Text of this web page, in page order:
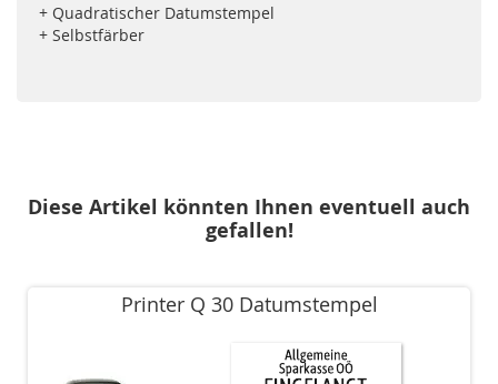
+ Quadratischer Datumstempel
+ Selbstfärber
Diese Artikel könnten Ihnen eventuell auch
gefallen!
Printer Q 30 Datumstempel